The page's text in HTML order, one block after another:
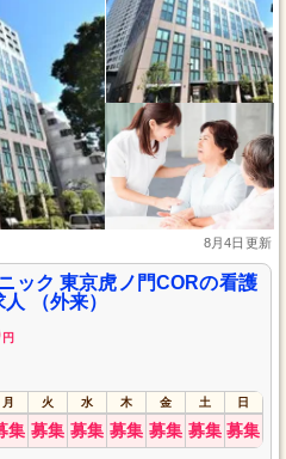
8月4日更新
ック 東京虎ノ門CORの看護
（外来）
円
月 火 水 木 金 土 日
集 募集 募集 募集 募集 募集 募集